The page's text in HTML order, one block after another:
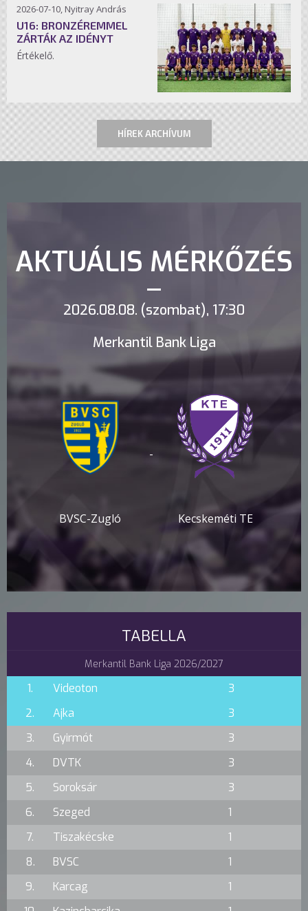
2026-07-10, Nyitray András
U16: BRONZÉREMMEL
ZÁRTÁK AZ IDÉNYT
Értékelő.
HÍREK ARCHÍVUM
AKTUÁLIS MÉRKŐZÉS
2026.08.08. (szombat), 17:30
Merkantil Bank Liga
BVSC-Zugló
-
Kecskeméti TE
TABELLA
Merkantil Bank Liga 2026/2027
1. Videoton
3
2.
Ajka
3
3.
Gyirmót
3
4.
DVTK
3
5.
Soroksár
3
6.
Szeged
1
7.
Tiszakécske
1
8.
BVSC
1
9.
Karcag
1